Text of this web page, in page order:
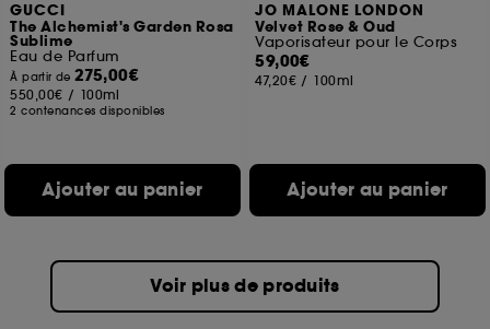
GUCCI
The Alchemist's Garden Rosa
Sublime
Eau de Parfum
À partir de275,00€
550,00€ / 100ml
2 contenances disponibles
Ajouter au panier
JO MALONE LONDON
Velvet Rose & Oud
Vaporisateur pour le Corps
59,00€
47,20€ / 100ml
Ajouter au panier
Voir plus de produits